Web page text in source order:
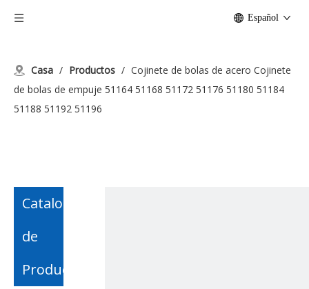
Español
Casa / Productos / Cojinete de bolas de acero Cojinete
de bolas de empuje 51164 51168 51172 51176 51180 51184
51188 51192 51196
Catalogo
de
Producto